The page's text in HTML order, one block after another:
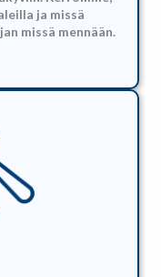
ja missä
missä mennään.